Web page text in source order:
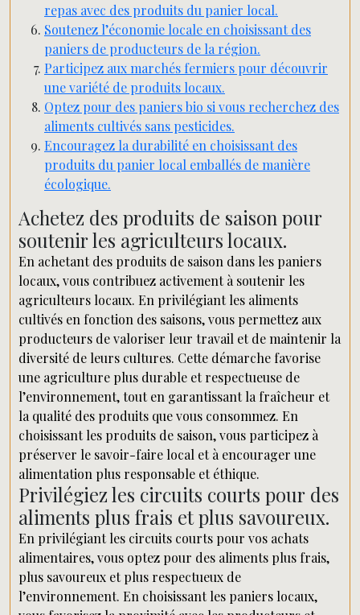
repas avec des produits du panier local.
Soutenez l’économie locale en choisissant des
paniers de producteurs de la région.
Participez aux marchés fermiers pour découvrir
une variété de produits locaux.
Optez pour des paniers bio si vous recherchez des
aliments cultivés sans pesticides.
Encouragez la durabilité en choisissant des
produits du panier local emballés de manière
écologique.
Achetez des produits de saison pour
soutenir les agriculteurs locaux.
En achetant des produits de saison dans les paniers
locaux, vous contribuez activement à soutenir les
agriculteurs locaux. En privilégiant les aliments
cultivés en fonction des saisons, vous permettez aux
producteurs de valoriser leur travail et de maintenir la
diversité de leurs cultures. Cette démarche favorise
une agriculture plus durable et respectueuse de
l’environnement, tout en garantissant la fraîcheur et
la qualité des produits que vous consommez. En
choisissant les produits de saison, vous participez à
préserver le savoir-faire local et à encourager une
alimentation plus responsable et éthique.
Privilégiez les circuits courts pour des
aliments plus frais et plus savoureux.
En privilégiant les circuits courts pour vos achats
alimentaires, vous optez pour des aliments plus frais,
plus savoureux et plus respectueux de
l’environnement. En choisissant les paniers locaux,